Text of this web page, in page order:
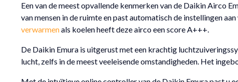
Een van de meest opvallende kenmerken van de Daikin Airco
van mensen in de ruimte en past automatisch de instellingen
verwarmenals koelen heeft deze airco een score A+++.
De Daikin Emura is uitgerust met een krachtig
lucht, zelfs in de meest veeleisende omstandigheden. Het